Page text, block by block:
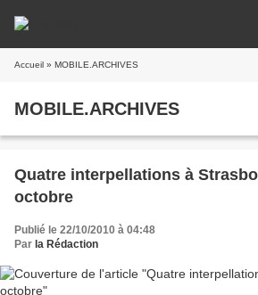
Accueil » MOBILE.ARCHIVES
MOBILE.ARCHIVES
Quatre interpellations à
octobre
Publié le 22/10/2010 à 04:48
Par la Rédaction